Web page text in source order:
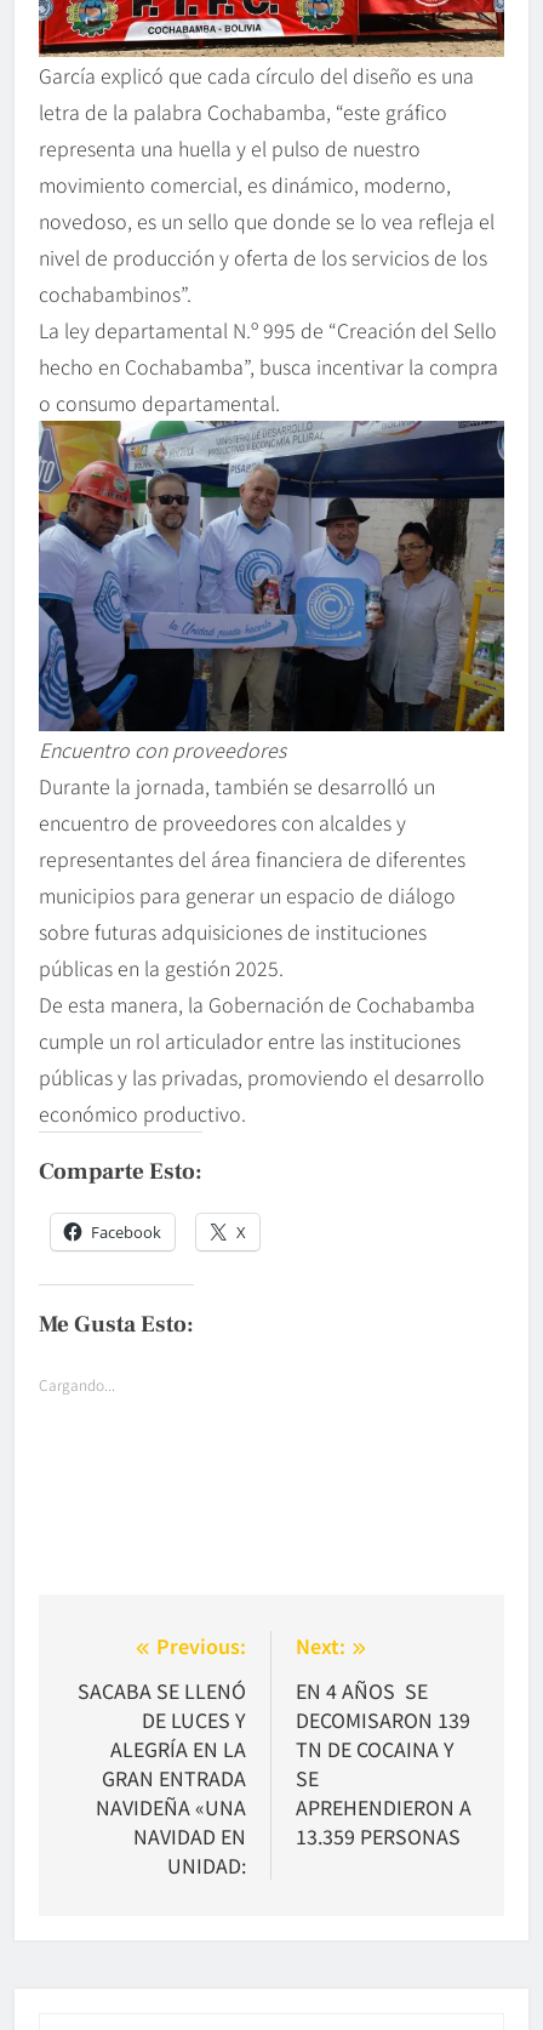
García explicó que cada círculo del diseño es una
letra de la palabra Cochabamba, “este gráfico
representa una huella y el pulso de nuestro
movimiento comercial, es dinámico, moderno,
novedoso, es un sello que donde se lo vea refleja el
nivel de producción y oferta de los servicios de los
cochabambinos”.
La ley departamental N.º 995 de “Creación del Sello
hecho en Cochabamba”, busca incentivar la compra
o consumo departamental.
Encuentro con proveedores
Durante la jornada, también se desarrolló un
encuentro de proveedores con alcaldes y
representantes del área financiera de diferentes
municipios para generar un espacio de diálogo
sobre futuras adquisiciones de instituciones
públicas en la gestión 2025.
De esta manera, la Gobernación de Cochabamba
cumple un rol articulador entre las instituciones
públicas y las privadas, promoviendo el desarrollo
económico productivo.
Comparte Esto:
Facebook X
Me Gusta Esto:
Cargando...
Navegación
de
entradas
Previous:
SACABA SE LLENÓ
DE LUCES Y
ALEGRÍA EN LA
GRAN ENTRADA
NAVIDEÑA «UNA
NAVIDAD EN
UNIDAD:
Next:
EN 4 AÑOS SE
DECOMISARON 139
TN DE COCAINA Y
SE
APREHENDIERON A
13.359 PERSONAS